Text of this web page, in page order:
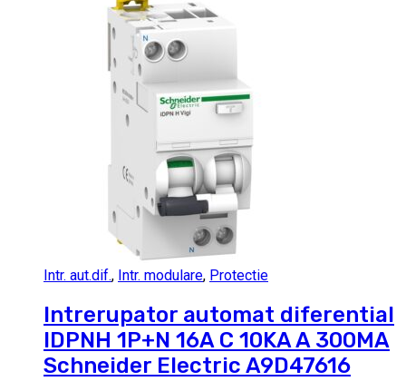
Intr. aut.dif., Intr. modulare, Protectie
Intrerupator automat diferential
IDPNH 1P+N 16A C 10KA A 300MA
Schneider Electric A9D47616